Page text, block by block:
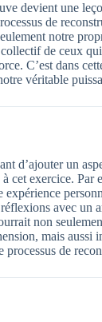
devient une
de
notre
collectif de ceux
C’est dans
véritable
d’ajouter un
cet exercice. Par
expérience
avec un
non
mais aussi
processus de